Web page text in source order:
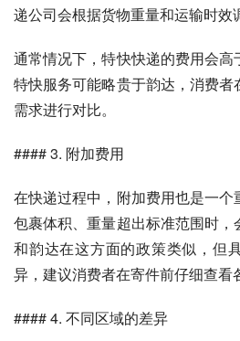
递公司会根据货物重量和运输时效
通常情况下，特快快递的费用会
特快服务可能略贵于韵达，消费
需求进行对比。
#### 3. 附加费用
在快递过程中，附加费用也是一个
包裹体积、重量超出标准范围时，
和韵达在这方面的政策类似，但
异，建议消费者在寄件前仔细查看
#### 4. 不同区域的差异